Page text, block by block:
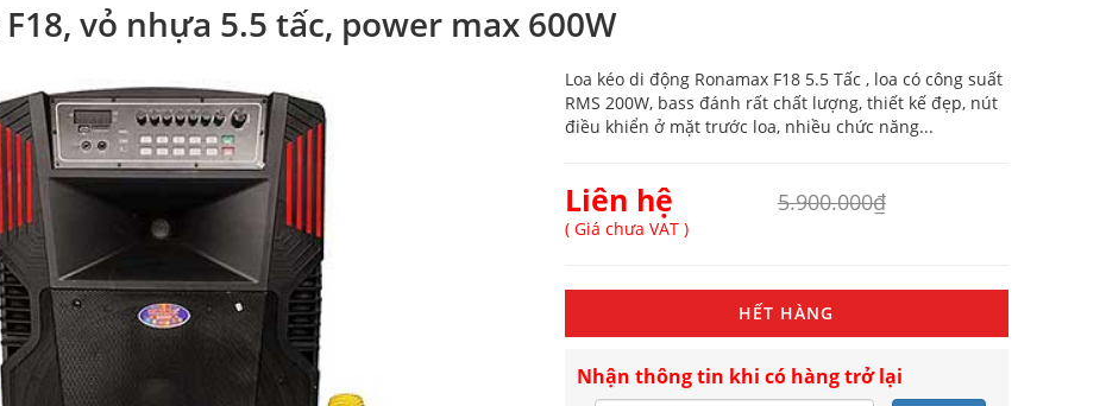
vỏ nhựa 5.5 tấc, power max 600W
Loa kéo di động Ronamax F18 5.5 Tấc , loa có công suất
RMS 200W, bass đánh rất chất lượng, thiết kế đẹp, nút
điều khiển ở mặt trước loa, nhiều chức năng...
Liên hệ 5.900.000₫
( Giá chưa VAT )
HẾT HÀNG
Nhận thông tin khi có hàng trở lại